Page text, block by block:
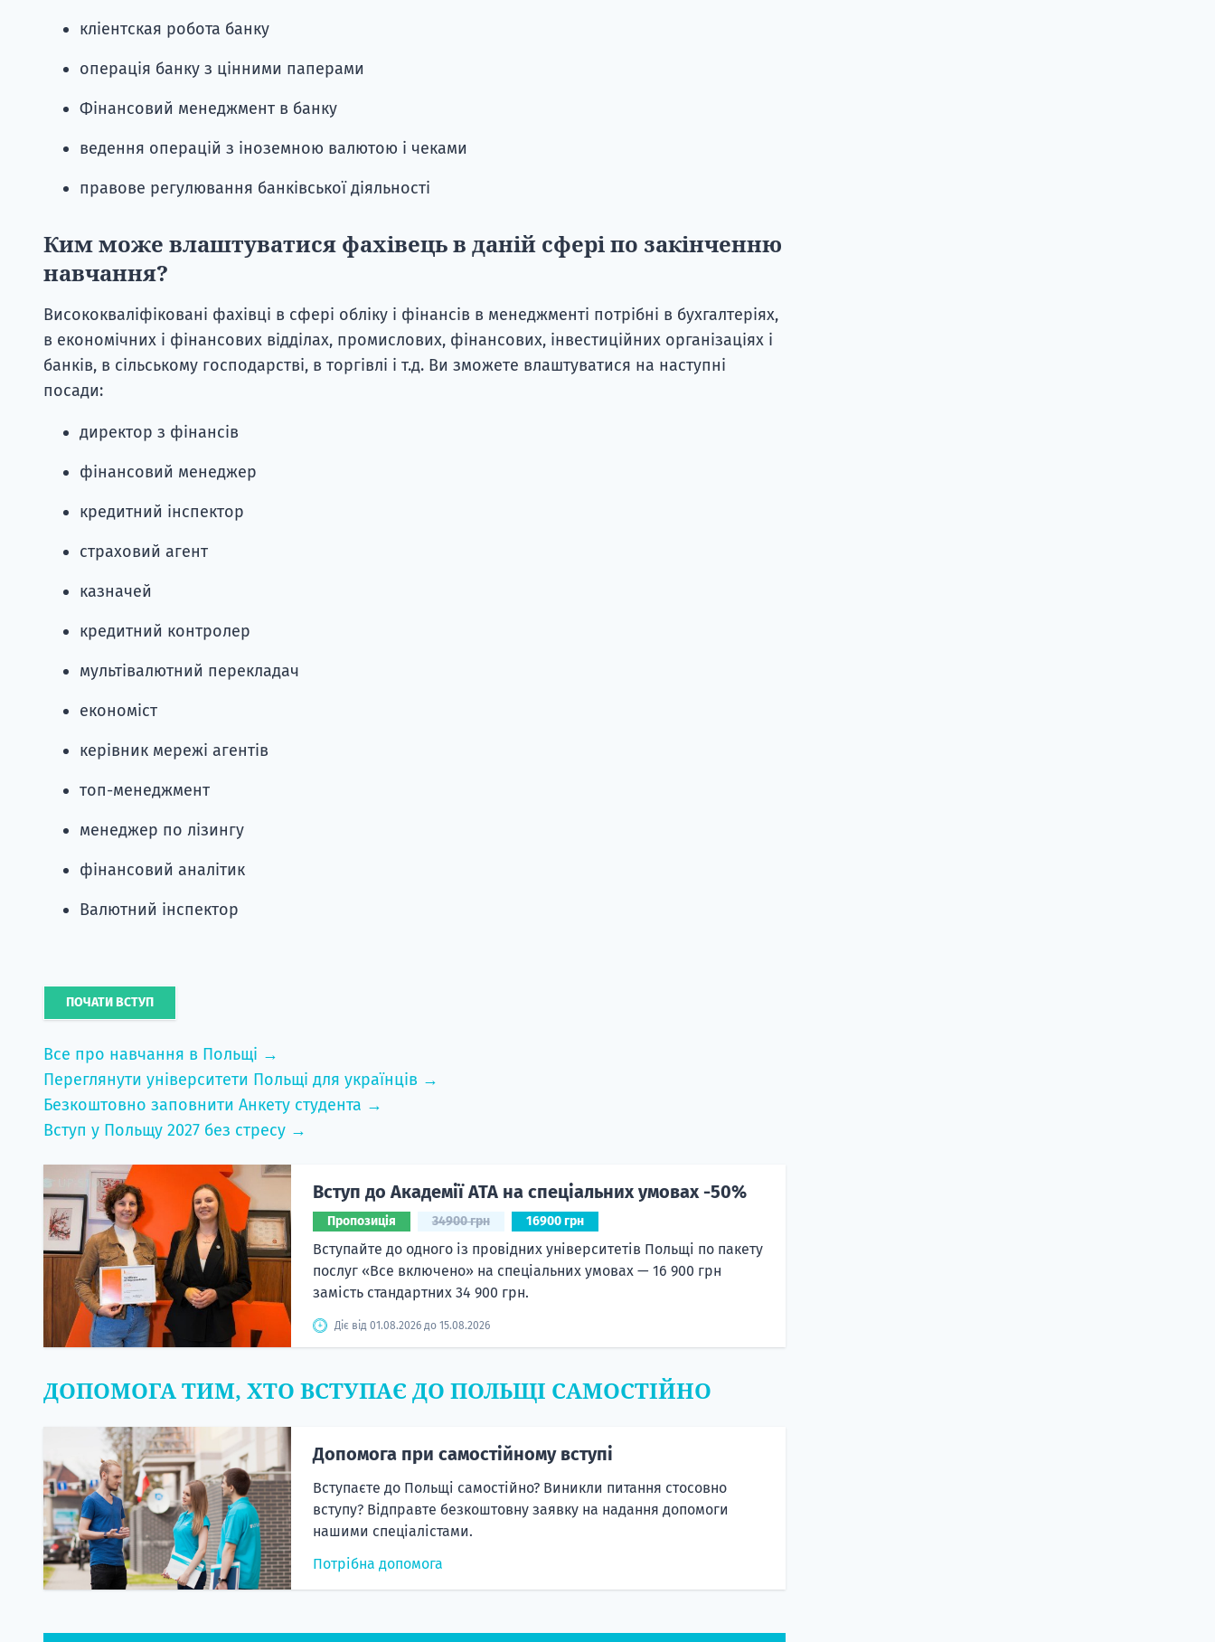
кліентская робота банку
операція банку з цінними паперами
Фінансовий менеджмент в банку
ведення операцій з іноземною валютою і чеками
правове регулювання банківської діяльності
Ким може влаштуватися фахівець в даній сфері по закінченню
навчання?
Висококваліфіковані фахівці в сфері обліку і фінансів в менеджменті потрібні в бухгалтеріях,
в економічних і фінансових відділах, промислових, фінансових, інвестиційних організаціях і
банків, в сільському господарстві, в торгівлі і т.д. Ви зможете влаштуватися на наступні
посади:
директор з фінансів
фінансовий менеджер
кредитний інспектор
страховий агент
казначей
кредитний контролер
мультівалютний перекладач
економіст
керівник мережі агентів
топ-менеджмент
менеджер по лізингу
фінансовий аналітик
Валютний інспектор
ПОЧАТИ ВСТУП
Все про навчання в Польщі →
Переглянути університети Польщі для українців →
Безкоштовно заповнити Анкету студента →
Вступ у Польщу 2027 без стресу →
Вступ до Академії ATA на спеціальних умовах -50%
Пропозиція 34900 грн 16900 грн
Вступайте до одного із провідних університетів Польщі по пакету
послуг «Все включено» на спеціальних умовах — 16 900 грн
замість стандартних 34 900 грн.
Діє від 01.08.2026 до 15.08.2026
ДОПОМОГА ТИМ, ХТО ВСТУПАЄ ДО ПОЛЬЩІ САМОСТІЙНО
Допомога при самостійному вступі
Вступаєте до Польщі самостійно? Виникли питання стосовно
вступу? Відправте безкоштовну заявку на надання допомоги
нашими спеціалістами.
Потрібна допомога